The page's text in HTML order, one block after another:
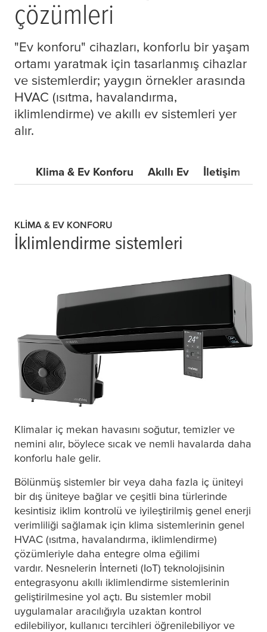
çözümleri
"Ev konforu" cihazları, konforlu bir yaşam
ortamı yaratmak için tasarlanmış cihazlar
ve sistemlerdir; yaygın örnekler arasında
HVAC (ısıtma, havalandırma,
iklimlendirme) ve akıllı ev sistemleri yer
alır.
Klima & Ev Konforu Akıllı Ev İletişim
KLIMA & EV KONFORU
İklimlendirme sistemleri
Klimalar iç mekan havasını soğutur, temizler ve
nemini alır, böylece sıcak ve nemli havalarda daha
konforlu hale gelir.
Bölünmüş sistemler bir veya daha fazla iç üniteyi
bir dış üniteye bağlar ve çeşitli bina türlerinde
kesintisiz iklim kontrolü ve iyileştirilmiş genel enerji
verimliliği sağlamak için klima sistemlerinin genel
HVAC (ısıtma, havalandırma, iklimlendirme)
çözümleriyle daha entegre olma eğilimi
vardır. Nesnelerin İnterneti (IoT) teknolojisinin
entegrasyonu akıllı iklimlendirme sistemlerinin
geliştirilmesine yol açtı. Bu sistemler mobil
uygulamalar aracılığıyla uzaktan kontrol
edilebiliyor, kullanıcı tercihleri ​​öğrenilebiliyor ve